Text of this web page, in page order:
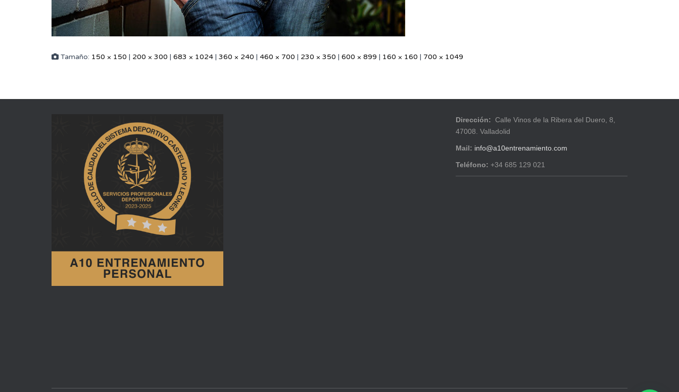
Tamaño: 150 × 150 | 200 × 300 | 683 × 1024 | 360 × 240 | 460 × 700 | 230 × 350 | 600 × 899 | 160 × 160 | 700 × 1049
Dirección: Calle Vinos de la Ribera del Duero, 8,
47008. Valladolid
Mail: info@a10entrenamiento.com
Teléfono: +34 685 129 021